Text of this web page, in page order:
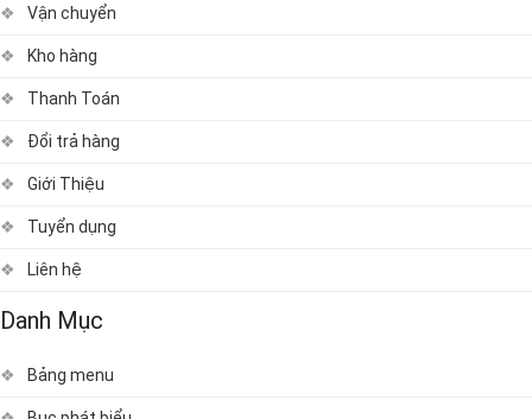
Vận chuyển
Kho hàng
Thanh Toán
Đổi trả hàng
Giới Thiệu
Tuyển dụng
Liên hệ
Danh Mục
Bảng menu